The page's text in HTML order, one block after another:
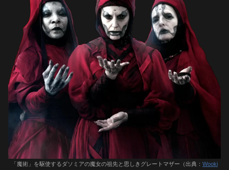
「魔術」を駆使するダソミアの魔女の祖先と思しきグレートマザー（出典： Wooki